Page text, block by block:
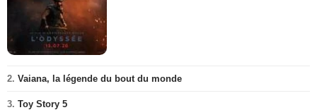
2. Vaiana, la légende du bout du monde
3. Toy Story 5